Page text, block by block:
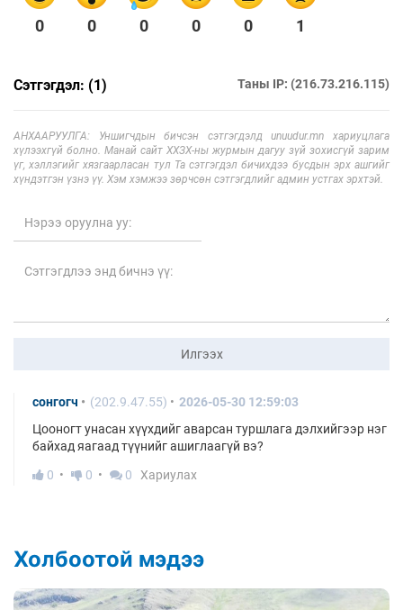
0 0 0 0 0 1
Сэтгэгдэл: (1) Таны IP: (216.73.216.115)
АНХААРУУЛГА: Уншигчдын бичсэн сэтгэгдэлд unuudur.mn хариуцлага
хүлээхгүй болно. Манай сайт ХХЗХ-ны журмын дагуу зүй зохисгүй зарим
үг, хэллэгийг хязгаарласан тул Та сэтгэгдэл бичихдээ бусдын эрх ашгийг
хүндэтгэн үзнэ үү. Хэм хэмжээ зөрчсөн сэтгэгдлийг админ устгах эрхтэй.
Илгээх
сонгогч (202.9.47.55)
2026-05-30 12:59:03
Цооногт унасан хүүхдийг аварсан туршлага дэлхийгээр нэг
байхад яагаад түүнийг ашиглаагүй вэ?
0
0 0 Хариулах
Холбоотой мэдээ